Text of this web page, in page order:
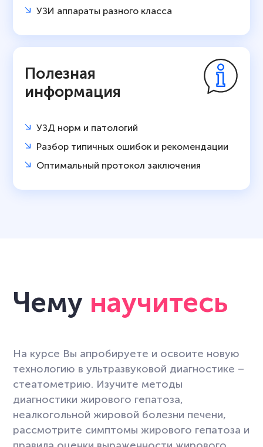
УЗИ аппараты разного класса
Полезная
информация
УЗД норм и патологий
Разбор типичных ошибок и рекомендации
Оптимальный протокол заключения
Чему научитесь
На курсе Вы апробируете и освоите новую
технологию в ультразвуковой диагностике –
стеатометрию. Изучите методы
диагностики жирового гепатоза,
неалкогольной жировой болезни печени,
рассмотрите симптомы жирового гепатоза и